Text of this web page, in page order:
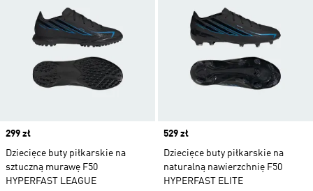
Price
299 zł
Dziecięce buty piłkarskie na
sztuczną murawę F50
HYPERFAST LEAGUE
Price
529 zł
Dziecięce buty piłkarskie na
naturalną nawierzchnię F50
HYPERFAST ELITE